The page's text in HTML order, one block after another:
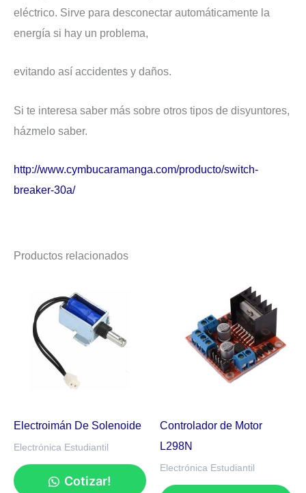
eléctrico. Sirve para desconectar automáticamente la
energía si hay un problema,
evitando así accidentes y daños.
​Si te interesa saber más sobre otros tipos de disyuntores,
házmelo saber.
http://www.cymbucaramanga.com/producto/switch-
breaker-30a/
Productos relacionados
Electroimán De Solenoide
Electrónica Estudiantil
Cotizar!
Controlador de Motor
L298N
Electrónica Estudiantil